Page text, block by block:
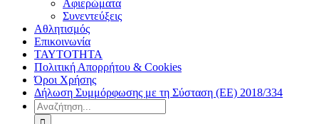
Αφιερώματα
Συνεντεύξεις
Αθλητισμός
Επικοινωνία
ΤΑΥΤΟΤΗΤΑ
Πολιτική Απορρήτου & Cookies
Όροι Χρήσης
Δήλωση Συμμόρφωσης με τη Σύσταση (ΕΕ) 2018/334
Αναζήτηση
για: